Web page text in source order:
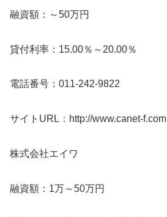
融資額：～50万円
貸付利率：15.00％～20.00％
電話番号：011-242-9822
サイトURL：http://www.canet-f.com
株式会社エイワ
融資額：1万～50万円